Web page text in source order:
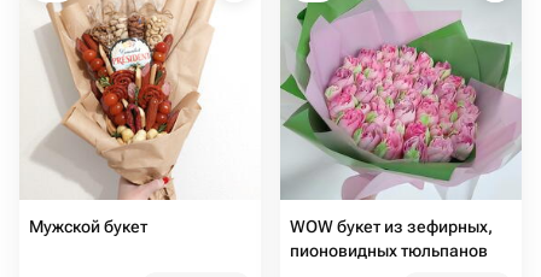
Мужской букет
WOW букет из зефирных,
пионовидных тюльпанов